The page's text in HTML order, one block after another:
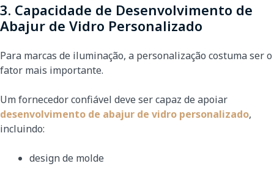
3. Capacidade de Desenvolvimento de
Abajur de Vidro Personalizado
Para marcas de iluminação, a personalização costuma ser o
fator mais importante.
Um fornecedor confiável deve ser capaz de apoiar
desenvolvimento de abajur de vidro personalizado,
incluindo:
design de molde